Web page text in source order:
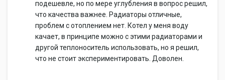
подешевле, но по мере углубления в вопрос решил,
что качества важнее. Радиаторы отличные,
проблем с отоплением нет. Котел у меня воду
качает, в принципе можно с этими радиаторами и
другой теплоноситель использовать, но я решил,
что не стоит экспериментировать. Доволен.